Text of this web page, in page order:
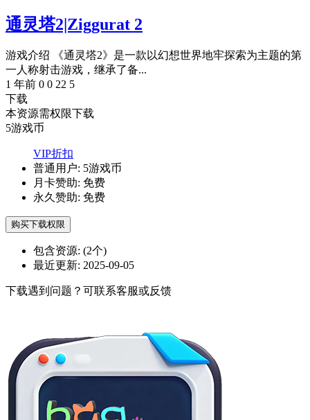
通灵塔2|Ziggurat 2
游戏介绍 《通灵塔2》是一款以幻想世界地牢探索为主题的第
一人称射击游戏，继承了备...
1 年前 0 0 22 5
下载
本资源需权限下载
5游戏币
VIP折扣
普通用户: 5游戏币
月卡赞助: 免费
永久赞助: 免费
购买下载权限
包含资源: (2个)
最近更新: 2025-09-05
下载遇到问题？可联系客服或反馈